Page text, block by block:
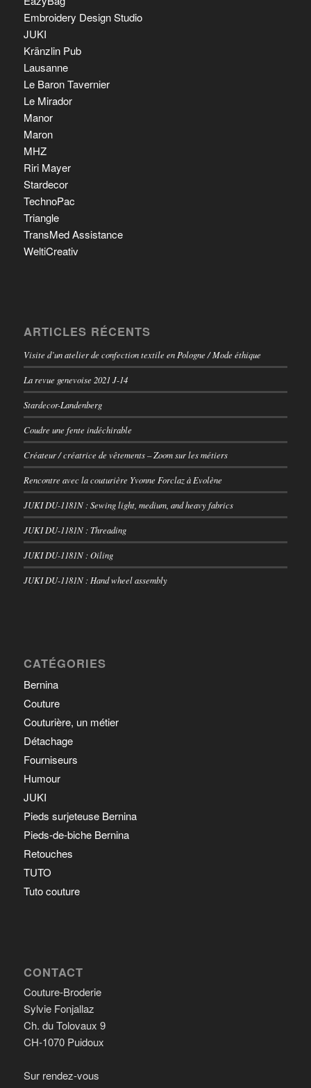
Embroidery Design Studio
JUKI
Kränzlin Pub
Lausanne
Le Baron Tavernier
Le Mirador
Manor
Maron
MHZ
Riri Mayer
Stardecor
TechnoPac
Triangle
TransMed Assistance
WeltiCreativ
ARTICLES RÉCENTS
Visite d’un atelier de confection textile en Pologne / Mode éthique
La revue genevoise 2021 J-14
Stardecor-Landenberg
Coudre une fente indéchirable
Créateur / créatrice de vêtements – Zoom sur les métiers
Rencontre avec la couturière Yvonne Forclaz à Evolène
JUKI DU-1181N : Sewing light, medium, and heavy fabrics
JUKI DU-1181N : Threading
JUKI DU-1181N : Oiling
JUKI DU-1181N : Hand wheel assembly
CATÉGORIES
Bernina
Couture
Couturière, un métier
Détachage
Fourniseurs
Humour
JUKI
Pieds surjeteuse Bernina
Pieds-de-biche Bernina
Retouches
TUTO
Tuto couture
CONTACT
Couture-Broderie
Sylvie Fonjallaz
Ch. du Tolovaux 9
CH-1070 Puidoux
Sur rendez-vous